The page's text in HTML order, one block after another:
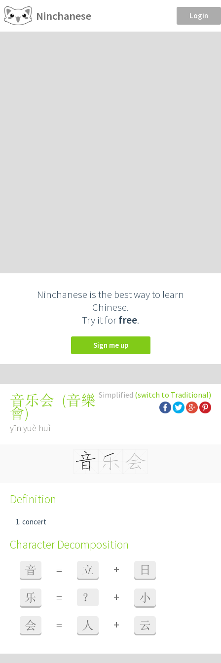
Ninchanese Login
Ninchanese is the best way to learn
Chinese.
Try it forfree.
Sign me up
Simplified (switch to Traditional)
音乐会 (音樂
會)
yīn yuè huì
Definition
concert
Character Decomposition
音 = 立 + 日
乐 = ？ + 小
会 = 人 + 云